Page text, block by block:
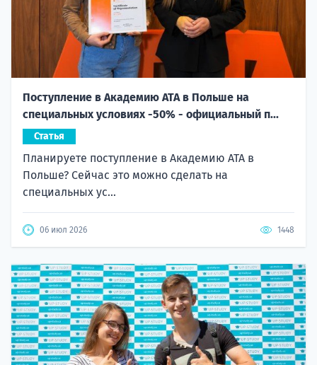
Поступление в Академию ATA в Польше на
специальных условиях -50% - официальный п...
Статья
Планируете поступление в Академию ATA в
Польше? Сейчас это можно сделать на
специальных ус...
06 июл 2026 1448